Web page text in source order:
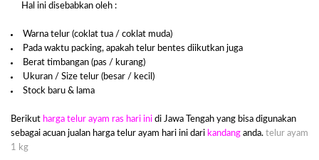
Hal ini disebabkan oleh :
Warna telur (coklat tua / coklat muda)
Pada waktu packing, apakah telur bentes diikutkan juga
Berat timbangan (pas / kurang)
Ukuran / Size telur (besar / kecil)
Stock baru & lama
Berikut harga telur ayam ras hari ini di Jawa Tengah yang bisa digunakan
sebagai acuan jualan harga telur ayam hari ini dari kandang anda. telur ayam
1 kg